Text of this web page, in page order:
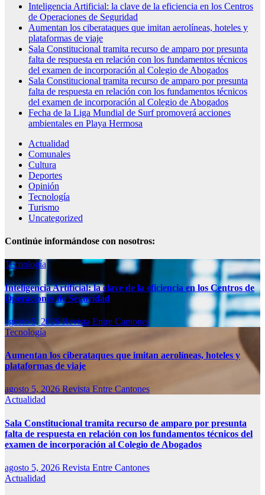
Inteligencia Artificial: la clave de la eficiencia en los Centros
de Operaciones de Seguridad
Aumentan los ciberataques que imitan aerolíneas, hoteles y
plataformas de viaje
Sala Constitucional tramita recurso de amparo por presunta
falta de respuesta en relación con los fundamentos técnicos
del examen de incorporación al Colegio de Abogados
Sala Constitucional tramita recurso de amparo por presunta
falta de respuesta en relación con los fundamentos técnicos
del examen de incorporación al Colegio de Abogados
Fecha de la Liga Mundial de Surf promoverá acciones
ambientales en Playa Hermosa
Actualidad
Comunales
Cultura
Deportes
Opinión
Tecnología
Turismo
Uncategorized
Continúe informándose con nosotros:
Tecnología
Inteligencia Artificial: la clave de la eficiencia en los Centros de
Operaciones de Seguridad
agosto 5, 2026Revista Entre Cantones
Tecnología
Aumentan los ciberataques que imitan aerolíneas, hoteles y
plataformas de viaje
agosto 5, 2026 Revista Entre Cantones
Actualidad
Sala Constitucional tramita recurso de amparo por presunta
falta de respuesta en relación con los fundamentos técnicos del
examen de incorporación al Colegio de Abogados
agosto 5, 2026 Revista Entre Cantones
Actualidad